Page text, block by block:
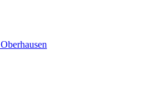
Oberhausen